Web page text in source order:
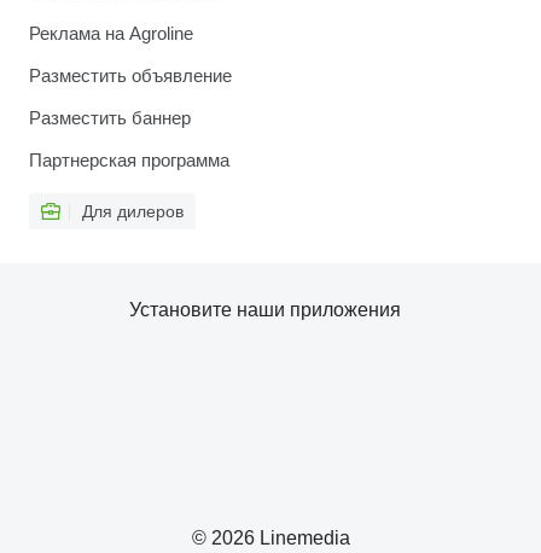
Реклама на Agroline
Разместить объявление
Разместить баннер
Партнерская программа
Для дилеров
© 2026 Linemedia
Установите наши приложения